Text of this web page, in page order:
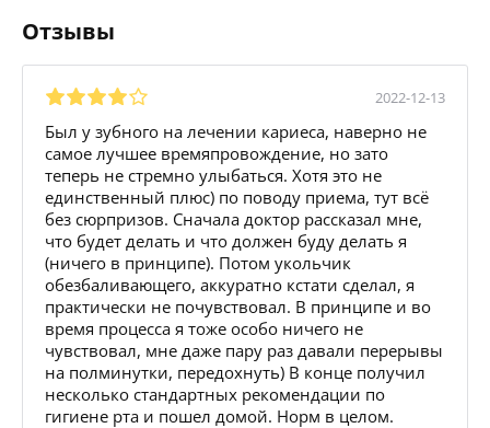
Отзывы
2022-12-13
Был у зубного на лечении кариеса, наверно не
самое лучшее времяпровождение, но зато
теперь не стремно улыбаться. Хотя это не
единственный плюс) по поводу приема, тут всё
без сюрпризов. Сначала доктор рассказал мне,
что будет делать и что должен буду делать я
(ничего в принципе). Потом укольчик
обезбаливающего, аккуратно кстати сделал, я
практически не почувствовал. В принципе и во
время процесса я тоже особо ничего не
чувствовал, мне даже пару раз давали перерывы
на полминутки, передохнуть) В конце получил
несколько стандартных рекомендации по
гигиене рта и пошел домой. Норм в целом.